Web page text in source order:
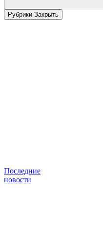
Рубрики Закрыть
Последние
новости